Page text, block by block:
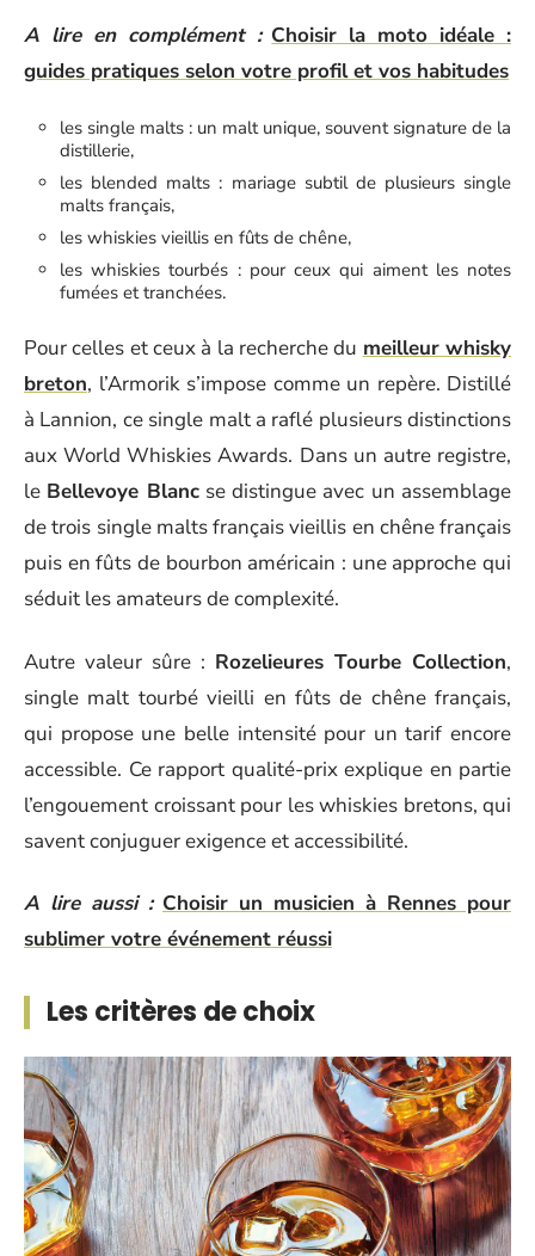
A lire en complément : Choisir la moto idéale :
guides pratiques selon votre profil et vos habitudes
les single malts : un malt unique, souvent signature de la
distillerie,
les blended malts : mariage subtil de plusieurs single
malts français,
les whiskies vieillis en fûts de chêne,
les whiskies tourbés : pour ceux qui aiment les notes
fumées et tranchées.
Pour celles et ceux à la recherche du meilleur whisky
breton, l’Armorik s’impose comme un repère. Distillé
à Lannion, ce single malt a raflé plusieurs distinctions
aux World Whiskies Awards. Dans un autre registre,
le Bellevoye Blancse distingue avec un assemblage
de trois single malts français vieillis en chêne français
puis en fûts de bourbon américain : une approche qui
séduit les amateurs de complexité.
Autre valeur sûre : Rozelieures Tourbe Collection,
single malt tourbé vieilli en fûts de chêne français,
qui propose une belle intensité pour un tarif encore
accessible. Ce rapport qualité-prix explique en partie
l’engouement croissant pour les whiskies bretons, qui
savent conjuguer exigence et accessibilité.
A lire aussi : Choisir un musicien à Rennes pour
sublimer votre événement réussi
Les critères de choix